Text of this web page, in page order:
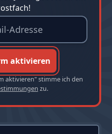
aktivieren
aktivieren" stimme ich den
zu.